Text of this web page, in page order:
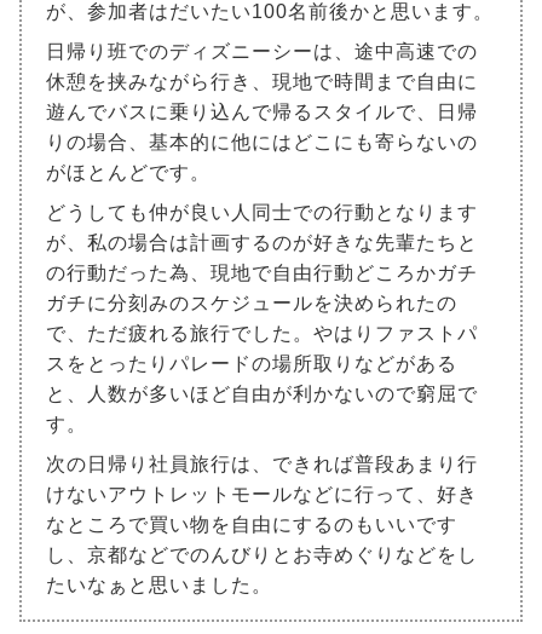
が、参加者はだいたい100名前後かと思います。
日帰り班でのディズニーシーは、途中高速での
休憩を挟みながら行き、現地で時間まで自由に
遊んでバスに乗り込んで帰るスタイルで、日帰
りの場合、基本的に他にはどこにも寄らないの
がほとんどです。
どうしても仲が良い人同士での行動となります
が、私の場合は計画するのが好きな先輩たちと
の行動だった為、現地で自由行動どころかガチ
ガチに分刻みのスケジュールを決められたの
で、ただ疲れる旅行でした。やはりファストパ
スをとったりパレードの場所取りなどがある
と、人数が多いほど自由が利かないので窮屈で
す。
次の日帰り社員旅行は、できれば普段あまり行
けないアウトレットモールなどに行って、好き
なところで買い物を自由にするのもいいです
し、京都などでのんびりとお寺めぐりなどをし
たいなぁと思いました。